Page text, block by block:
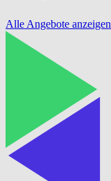
Alle Angebote anzeigen